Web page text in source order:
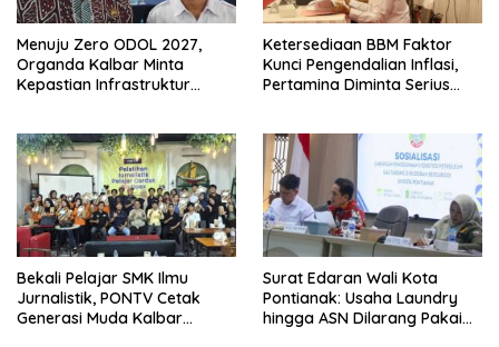
Menuju Zero ODOL 2027,
Organda Kalbar Minta
Kepastian Infrastruktur
Ketersediaan BBM Faktor
Kunci Pengendalian Inflasi,
Pertamina Diminta Serius
Bekali Pelajar SMK Ilmu
Jurnalistik, PONTV Cetak
Generasi Muda Kalbar
Surat Edaran Wali Kota
Pontianak: Usaha Laundry
hingga ASN Dilarang Pakai